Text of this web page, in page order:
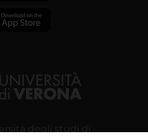
degli studi di